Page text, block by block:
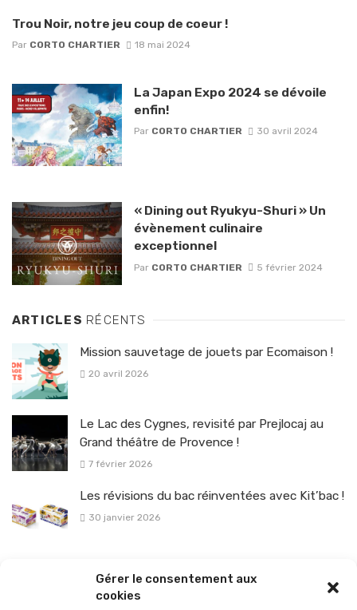
Gérer le consentement aux
cookies
Trou Noir, notre jeu coup de coeur !
Par CORTO CHARTIER 18 mai 2024
La Japan Expo 2024 se dévoile
enfin!
Par CORTO CHARTIER 30 avril 2024
« Dining out Ryukyu-Shuri » Un
évènement culinaire
exceptionnel
Par CORTO CHARTIER 5 février 2024
ARTICLES RÉCENTS
Mission sauvetage de jouets par Ecomaison !
20 avril 2026
Le Lac des Cygnes, revisité par Prejlocaj au
Grand théâtre de Provence !
7 février 2026
Les révisions du bac réinventées avec Kit’bac !
30 janvier 2026